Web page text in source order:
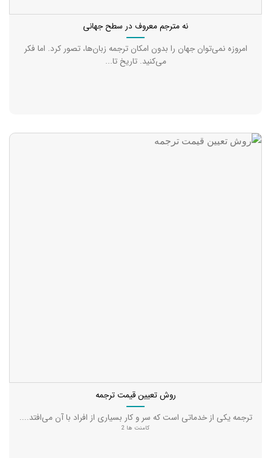
نه مترجم معروف در سطح جهانی
امروزه نمی‌توان جهان را بدون امکان ترجمه زبان‌ها، تصور کرد. اما فکر
می‌کنید. تاریخ تا...
روش تعیین قیمت ترجمه
ترجمه یکی از خدماتی است که سر و کار بسیاری از افراد با آن می‌افتد....
کامنت ها 2